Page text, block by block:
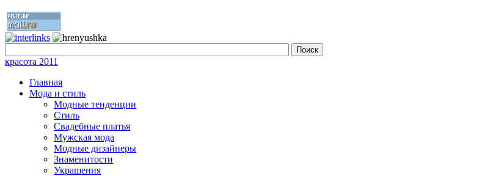
красота 2011
Главная
Мода и стиль
Модные тенденции
Стиль
Свадебные платья
Мужская мода
Модные дизайнеры
Знаменитости
Украшения